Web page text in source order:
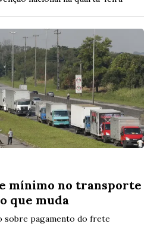
mínimo no transporte
que muda
sobre pagamento do frete